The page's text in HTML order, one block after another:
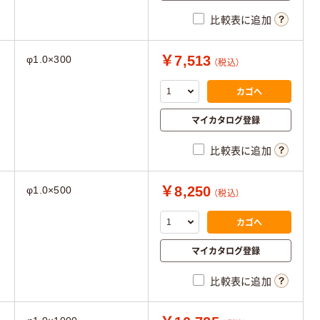
比較表に追加
φ1.0×300 ￥7,513 （税込）
カゴへ
マイカタログ登録
比較表に追加
φ1.0×500 ￥8,250 （税込）
カゴへ
マイカタログ登録
比較表に追加